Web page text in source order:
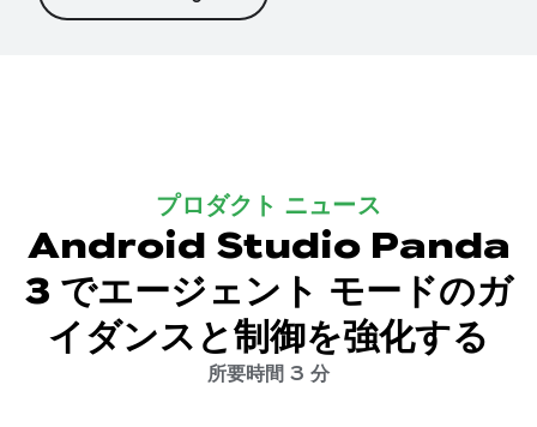
プロダクト ニュース
Android Studio Panda
3 でエージェント モードのガ
イダンスと制御を強化する
所要時間 3 分